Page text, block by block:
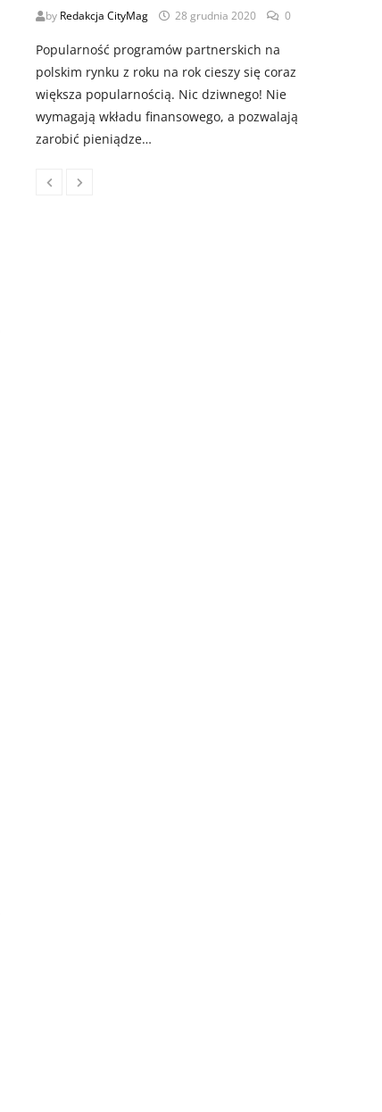
by Redakcja CityMag 28 grudnia 2020 0
Popularność programów partnerskich na
polskim rynku z roku na rok cieszy się coraz
większa popularnością. Nic dziwnego! Nie
wymagają wkładu finansowego, a pozwalają
zarobić pieniądze…